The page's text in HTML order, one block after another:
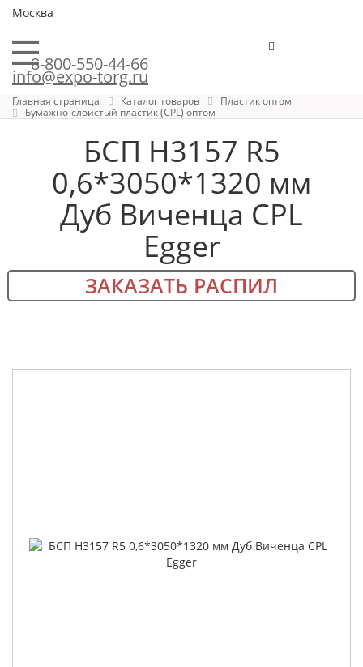
Москва
8-800-550-44-66
info@expo-torg.ru
Главная страница Каталог товаров
Пластик оптом
Бумажно-слоистый пластик (CPL) оптом
БСП H3157 R5
0,6*3050*1320 мм
Дуб Виченца CPL
Egger
ЗАКАЗАТЬ РАСПИЛ